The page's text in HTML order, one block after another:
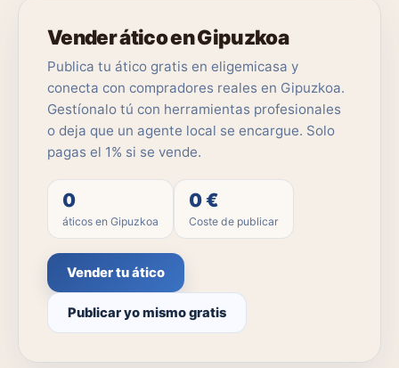
Vender ático en Gipuzkoa
Publica tu ático gratis en eligemicasa y
conecta con compradores reales en Gipuzkoa.
Gestíonalo tú con herramientas profesionales
o deja que un agente local se encargue. Solo
pagas el 1% si se vende.
0
áticos en Gipuzkoa
0 €
Coste de publicar
Vender tu ático
Publicar yo mismo gratis